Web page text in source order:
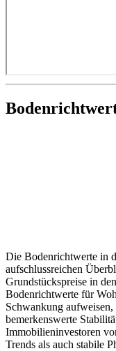
Die Bodenrichtwerte in
aufschlussreichen
Grundstückspreise in
Bodenrichtwerte für
Schwankung
bemerkenswerte
Immobilieninvestoren
Trends als auch stabile